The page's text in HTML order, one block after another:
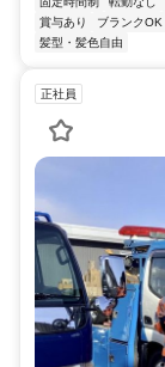
賞与あり
ブランクOK
髪型・髪色自由
正社員